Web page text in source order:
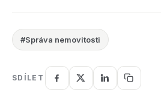
#Správa nemovitosti
SDÍLET